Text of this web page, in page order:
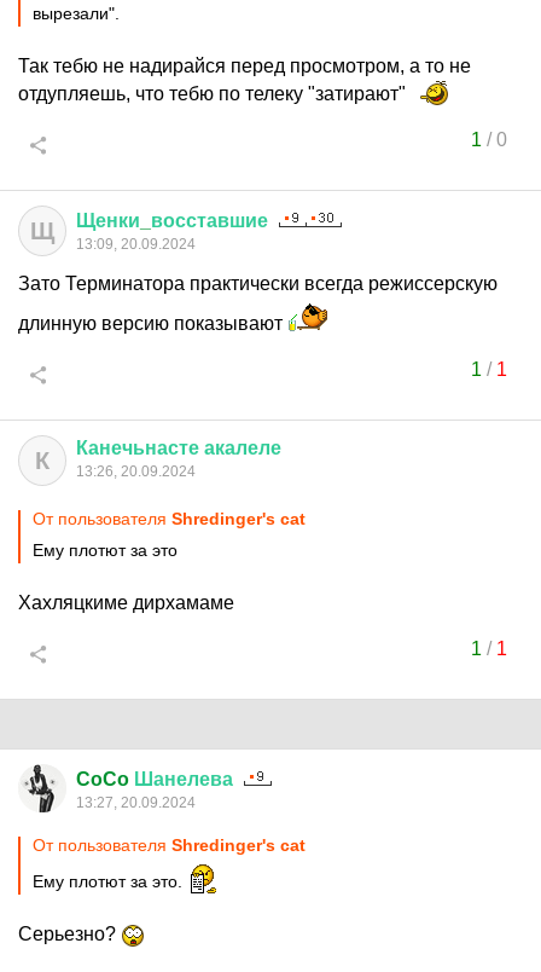
вырезали".
Так тебю не надирайся перед просмотром, а то не
отдупляешь, что тебю по телеку "затирают"
1/ 0
Щ Щенки восставшие
13:09, 20.09.2024
Зато Терминатора практически всегда режиссерскую
длинную версию показывают
1/ 1
К Канечьнасте акалеле
13:26, 20.09.2024
От пользователя Shredinger's cat
Ему плотют за это
Хахляцкиме дирхамаме
1/ 1
CoCo Шанелева
13:27, 20.09.2024
От пользователя Shredinger's cat
Ему плотют за это.
Серьезно?